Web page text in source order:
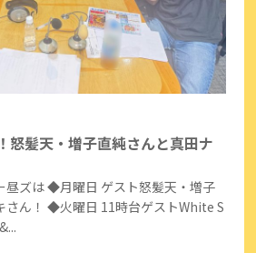
怒髪天・増子直純さんと真田ナ
昼ズは ◆月曜日 ゲスト怒髪天・増子
さん！ ◆火曜日 11時台ゲストWhite S